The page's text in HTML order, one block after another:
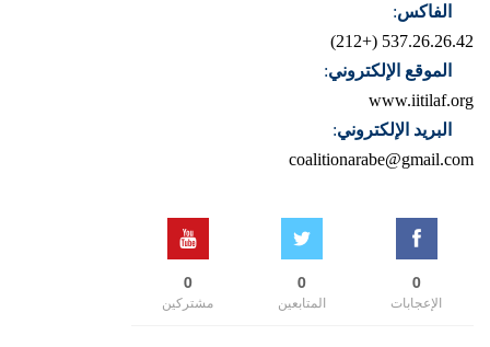
الفاكس:
537.26.26.42 (+212)
الموقع الإلكتروني:
www.iitilaf.org
البريد الإلكتروني:
coalitionarabe@gmail.com
0
الإعجابات
0
المتابعين
0
مشتركين